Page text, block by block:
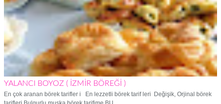
YALANCI BOYOZ ( İZMİR BÖREĞİ )
En çok aranan börek tarifler i En lezzetli börek tarif leri Değişik, Orjinal börek